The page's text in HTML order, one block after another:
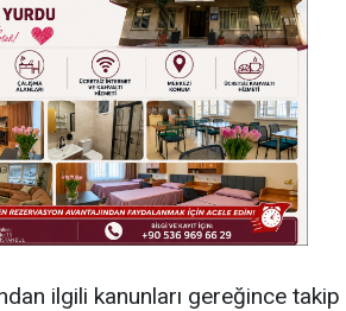
ilgili kanunları gereğince